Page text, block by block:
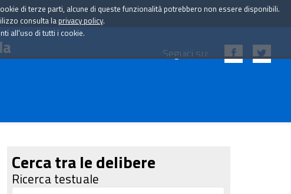
Seguici su:
Cerca tra le delibere
Ricerca testuale
di terze parti, alcune di queste funzionalità potrebbero non essere disponibili.
consulta la privacy policy.
all'uso di tutti i cookie.